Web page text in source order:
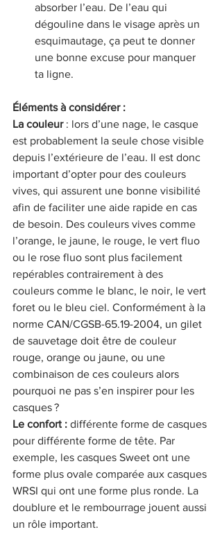
absorber l’eau. De l’eau qui
dégouline dans le visage après un
esquimautage, ça peut te donner
une bonne excuse pour manquer
ta ligne.
Éléments à considérer :
La couleur : lors d’une nage, le casque
est probablement la seule chose visible
depuis l’extérieure de l’eau. Il est donc
important d’opter pour des couleurs
vives, qui assurent une bonne visibilité
afin de faciliter une aide rapide en cas
de besoin. Des couleurs vives comme
l’orange, le jaune, le rouge, le vert fluo
ou le rose fluo sont plus facilement
repérables contrairement à des
couleurs comme le blanc, le noir, le vert
foret ou le bleu ciel. Conformément à la
norme CAN/CGSB-65.19-2004, un gilet
de sauvetage doit être de couleur
rouge, orange ou jaune, ou une
combinaison de ces couleurs alors
pourquoi ne pas s’en inspirer pour les
casques ?
Le confort : différente forme de casques
pour différente forme de tête. Par
exemple, les casques Sweet ont une
forme plus ovale comparée aux casques
WRSI qui ont une forme plus ronde. La
doublure et le rembourrage jouent aussi
un rôle important.